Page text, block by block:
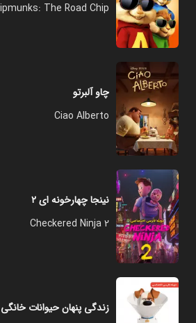
The Road Chip
چاو آلبرتو
Ciao Alberto
نینجا چهارخونه ای ۲
Checkered Ninja 2
زندگی پنهان حیوانات خانگی ۲